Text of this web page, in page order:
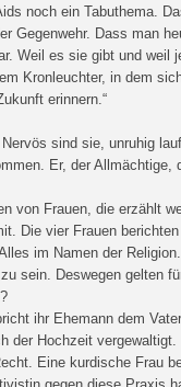
noch ein Tabuthema.
Gegenwehr. Dass man
Weil es sie gibt und weil
Kronleuchter, in dem
erinnern.“
sind sie, unruhig
Er, der Allmächtige,
von Frauen, die erzählt
Die vier Frauen
im Namen der
sein. Deswegen gelten
ihr Ehemann dem
der Hochzeit
Eine kurdische Frau